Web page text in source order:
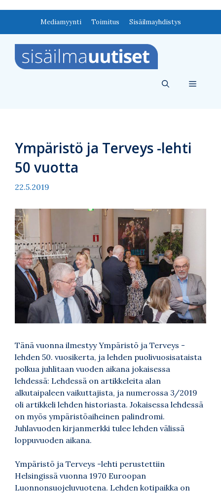
Mediamyynti Toimitus Sisäilmayhdistys
Valikko
Ympäristö ja Terveys -lehti
50 vuotta
22.5.2019
Tänä vuonna ilmestyy Ympäristö ja Terveys -
lehden 50. vuosikerta, ja lehden puolivuosisataista
polkua juhlitaan vuoden aikana jokaisessa
lehdessä: Lehdessä on artikkeleita alan
alkutaipaleen vaikuttajista, ja numerossa 3/2019
oli artikkeli lehden historiasta. Jokaisessa lehdessä
on myös ympäristöaiheinen palindromi.
Juhlavuoden kirjanmerkki tulee lehden välissä
loppuvuoden aikana.
Ympäristö ja Terveys -lehti perustettiin
Helsingissä vuonna 1970 Euroopan
Luonnonsuojeluvuotena. Lehden kotipaikka on